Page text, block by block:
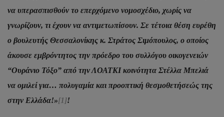
να υπερασπισθούν το επερχόμενο νομοσχέδιο, χωρίς να
γνωρίζουν, τι έχουν να αντιμετωπίσουν. Σε τέτοια θέση ευρέθη
ο βουλευτής Θεσσαλονίκης κ. Στράτος Σιμόπουλος, ο οποίος
άκουσε εμβρόντητος την πρόεδρο του συλλόγου οικογενειών
“Ουράνιο Τόξο” από την ΛΟΑΤΚΙ κοινότητα Στέλλα Μπελιά
να ομιλεί για… πολυγαμία και προοπτική θεσμοθετήσεώς της
στην Ελλάδα!»[1]!